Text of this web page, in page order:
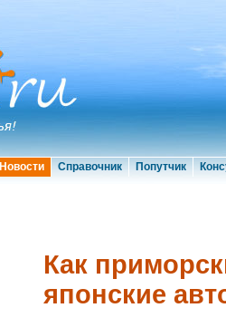
Новости Справочник Попутчик
Как
японские